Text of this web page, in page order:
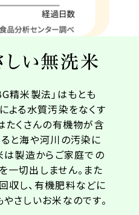
精米製法」はもとも
よる水質汚染をなくす
たくさんの有機物が含
と海や河川の汚染に
は製造からご家庭での
切出しません。また
収し、有機肥料などに
さしいお米なのです。